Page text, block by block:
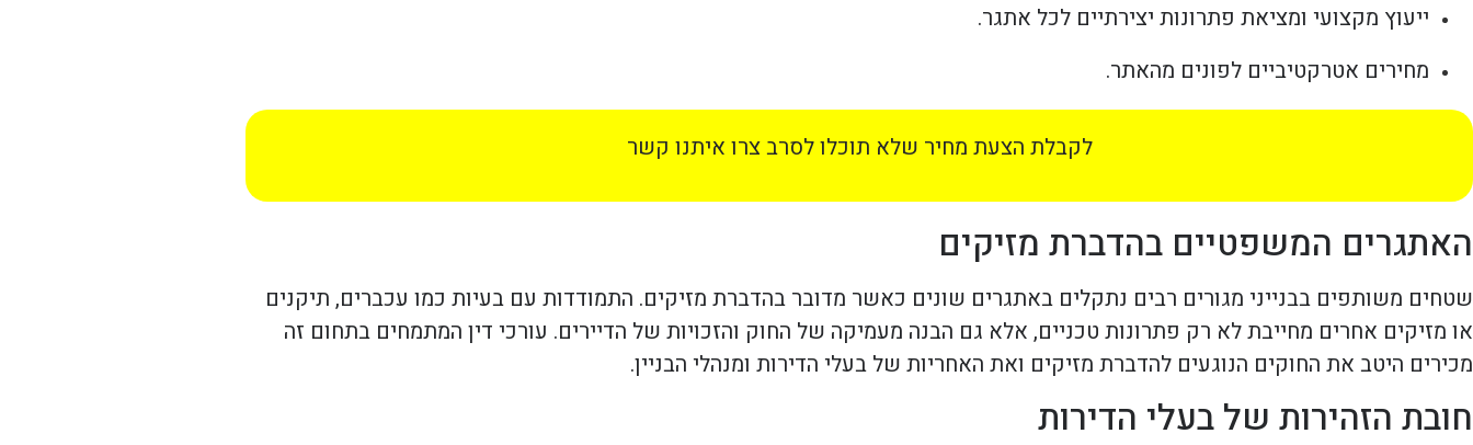
ייעוץ מקצועי ומציאת פתרונות יצירתיים לכל אתגר.
מחירים אטרקטיביים לפונים מהאתר.
לקבלת הצעת מחיר שלא תוכלו לסרב צרו איתנו קשר
האתגרים המשפטיים בהדברת מזיקים
שטחים משותפים בבנייני מגורים רבים נתקלים באתגרים שונים כאשר מדובר בהדברת מזיקים. התמודדות עם בעיות כמו עכברים, תיקנים
או מזיקים אחרים מחייבת לא רק פתרונות טכניים, אלא גם הבנה מעמיקה של החוק והזכויות של הדיירים. עורכי דין המתמחים בתחום זה
מכירים היטב את החוקים הנוגעים להדברת מזיקים ואת האחריות של בעלי הדירות ומנהלי הבניין.
חובת הזהירות של בעלי הדירות